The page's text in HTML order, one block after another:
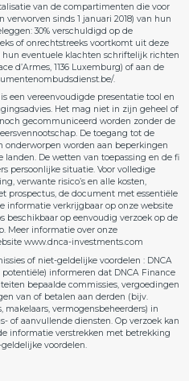
van de compartimenten die voor
verworven sinds 1 januari 2018) van hun
30% verschuldigd op de
of onrechtstreeks voortkomt uit deze
eventuele klachten schriftelijk richten
d’Armes, 1136 Luxemburg) of aan de
.
een vereenvoudigde presentatie tool en
Het mag niet in zijn geheel of
gecommuniceerd worden zonder de
De toegang tot de
onderworpen worden aan beperkingen
De wetten van toepassing en de fi
persoonlijke situatie. Voor volledige
verwante risico’s en alle kosten,
prospectus, de document met essentiële
informatie verkrijgbaar op onze website
beschikbaar op eenvoudig verzoek op de
Meer informatie over onze
www.dnca-investments.com
of niet-geldelijke voordelen : DNCA
informeren dat DNCA Finance
bepaalde commissies, vergoedingen
van of betalen aan derden (bijv.
vermogensbeheerders) in
of aanvullende diensten. Op verzoek kan
informatie verstrekken met betrekking
voordelen.